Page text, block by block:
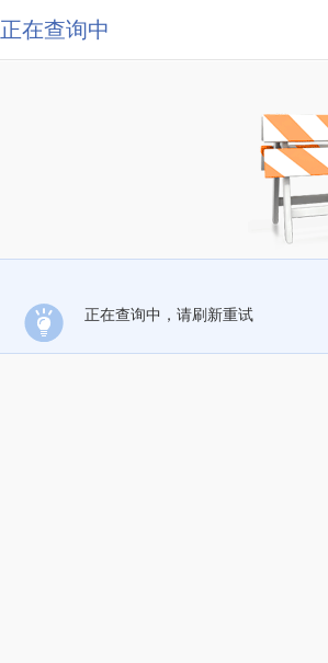
正在查询中
正在查询中，请刷新重试